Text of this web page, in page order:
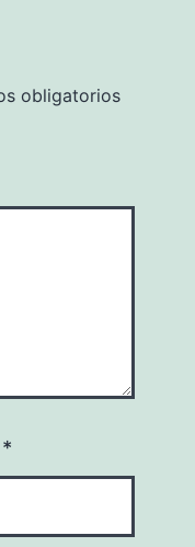
obligatorios
*